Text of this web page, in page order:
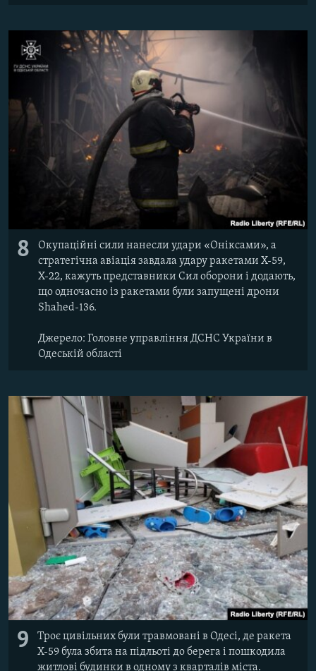
8
Окупаційні сили нанесли удари «Оніксами», а
стратегічна авіація завдала удару ракетами Х-59,
Х-22, кажуть представники Сил оборони і додають,
що одночасно із ракетами були запущені дрони
Shahed-136.
Джерело: Головне управління ДСНС України в
Одеській області
9
Троє цивільних були травмовані в Одесі, де ракета
Х-59 була збита на підльоті до берега і пошкодила
житлові будинки в одному з кварталів міста.